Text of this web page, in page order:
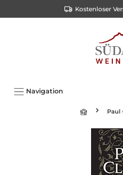
Kostenloser
Navigation
Paul